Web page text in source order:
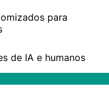
para
de IA e humanos